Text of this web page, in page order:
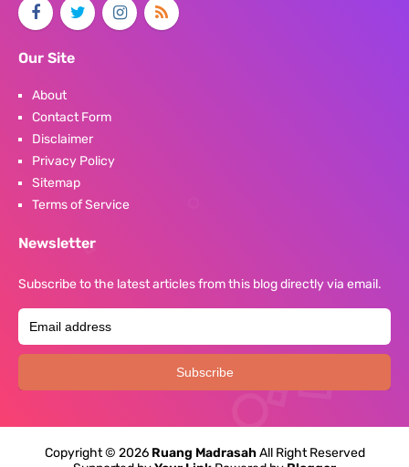
Our Site
About
Contact Form
Disclaimer
Privacy Policy
Sitemap
Terms of Service
Newsletter
Subscribe to the latest articles from this blog directly via email.
Copyright © 2026 Ruang MadrasahAll Right Reserved